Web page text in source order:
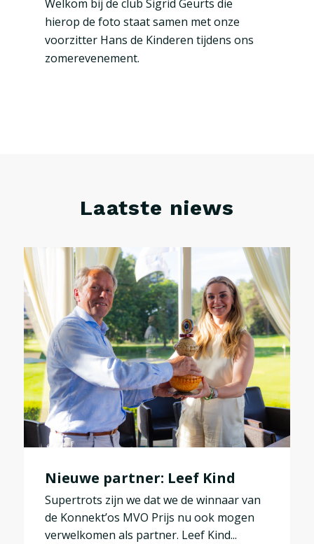
Welkom bij de club Sigrid Geurts die
hierop de foto staat samen met onze
voorzitter Hans de Kinderen tijdens ons
zomerevenement.
Laatste niews
Nieuwe partner: Leef Kind
Supertrots zijn we dat we de winnaar van
de Konnekt’os MVO Prijs nu ook mogen
verwelkomen als partner. Leef Kind...